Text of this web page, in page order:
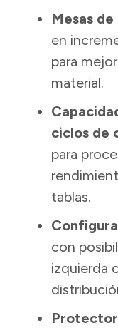
Mesas
en
para
material.
ciclos de
para
tablas.
con
izquierda
Protector